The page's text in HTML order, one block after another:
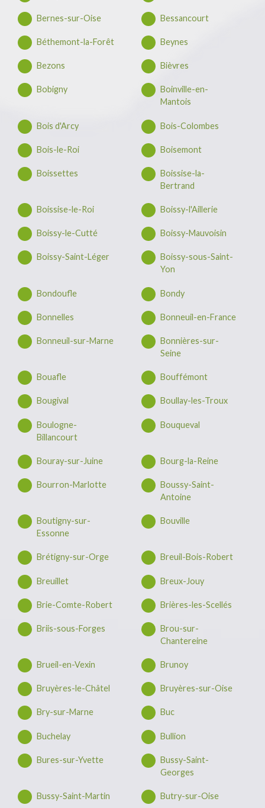
Bernes-sur-Oise Bessancourt
Béthemont-la-Forêt Beynes
Bezons Bièvres
Bobigny
Boinville-en-
Mantois
Bois d'Arcy Bois-Colombes
Bois-le-Roi Boisemont
Boissettes
Boissise-la-
Bertrand
Boissise-le-Roi Boissy-l'Aillerie
Boissy-le-Cutté Boissy-Mauvoisin
Boissy-Saint-Léger
Boissy-sous-Saint-
Yon
Bondoufle Bondy
Bonnelles Bonneuil-en-France
Bonneuil-sur-Marne
Bonnières-sur-
Seine
Bouafle Bouffémont
Bougival Boullay-les-Troux
Boulogne-
Billancourt
Bouqueval
Bouray-sur-Juine Bourg-la-Reine
Bourron-Marlotte
Boussy-Saint-
Antoine
Boutigny-sur-
Essonne
Bouville
Brétigny-sur-Orge Breuil-Bois-Robert
Breuillet Breux-Jouy
Brie-Comte-Robert Brières-les-Scellés
Briis-sous-Forges
Brou-sur-
Chantereine
Brueil-en-Vexin Brunoy
Bruyères-le-Châtel Bruyères-sur-Oise
Bry-sur-Marne Buc
Buchelay Bullion
Bures-sur-Yvette
Bussy-Saint-
Georges
Bussy-Saint-Martin Butry-sur-Oise